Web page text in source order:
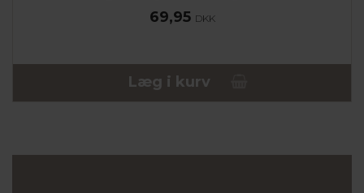
69,95 DKK
Læg i kurv